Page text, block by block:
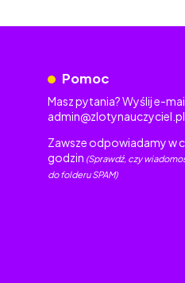
Pomoc
Masz pytania? Wyślij e-
admin@zlotynauczyciel.pl
Zawsze odpowiadamy w
godzin (Sprawdź, czy
do folderu SPAM)